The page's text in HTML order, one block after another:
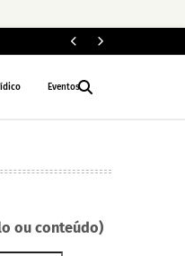
Eventos
ou conteúdo)